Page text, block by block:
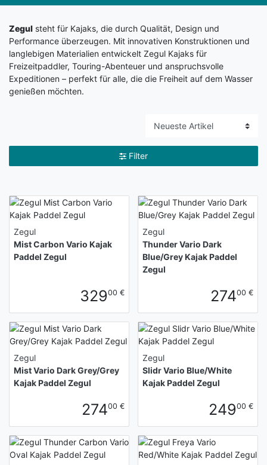
Zegul steht für Kajaks, die durch Qualität, Design und
Performance überzeugen. Mit innovativen Konstruktionen und
langlebigen Materialien entwickelt Zegul Kajaks für
Freizeitpaddler, Touring-Abenteuer und anspruchsvolle
Expeditionen – perfekt für alle, die die Freiheit auf dem Wasser
genießen möchten.
Filter
Zegul
Mist Carbon Vario Kajak
Paddel Zegul
32900 €
Zegul
Thunder Vario Dark
Blue/Grey Kajak Paddel
Zegul
27400 €
Zegul
Mist Vario Dark Grey/Grey
Kajak Paddel Zegul
27400 €
Zegul
Slidr Vario Blue/White
Kajak Paddel Zegul
24900 €